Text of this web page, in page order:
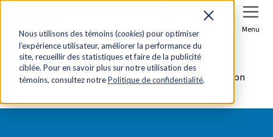
Nous utilisons des témoins (cookies) pour optimiser
l’expérience utilisateur, améliorer la performance du
site, recueillir des statistiques et faire de la publicité
ciblée. Pour en savoir plus sur notre utilisation des
témoins, consultez notrePolitique de confidentialité.
Se connecter Menu
Accueil
Salle de presse
Mesures fiscales du ministère des Finances : une action